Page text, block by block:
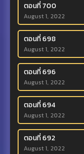
ตอนที่ 700
August 1, 2022
ตอนที่ 698
August 1, 2022
ตอนที่ 696
August 1, 2022
ตอนที่ 694
August 1, 2022
ตอนที่ 692
August 1, 2022